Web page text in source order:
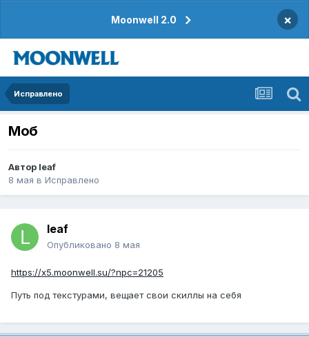
Moonwell 2.0 ×
Исправлено
Моб
Автор leaf
8 мая в Исправлено
leaf
Опубликовано 8 мая
https://x5.moonwell.su/?npc=21205
Путь под текстурами, вещает свои скиллы на себя